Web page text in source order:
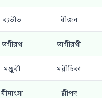
ব্যতীত বীজন
ভগীরথ ভাগীরথী
মঞ্জুরী মরীচিকা
মীমাংসা শ্লীপদ